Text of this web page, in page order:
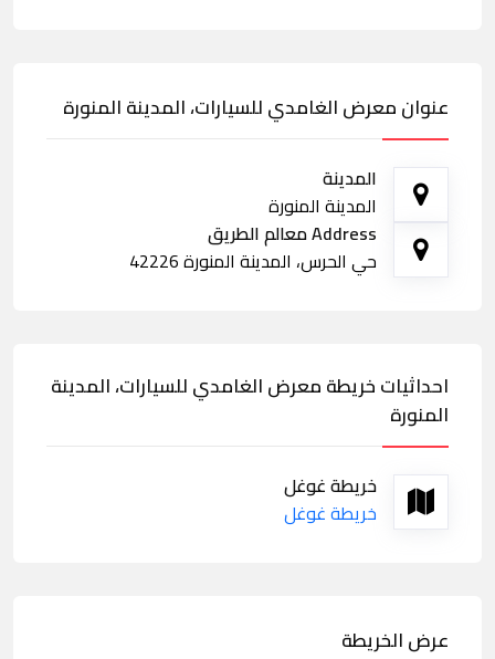
عنوان معرض الغامدي للسيارات، المدينة المنورة
المدينة
المدينة المنورة
Address معالم الطريق
حي الحرس، المدينة المنورة 42226
احداثيات خريطة معرض الغامدي للسيارات، المدينة
المنورة
خريطة غوغل
خريطة غوغل
عرض الخريطة